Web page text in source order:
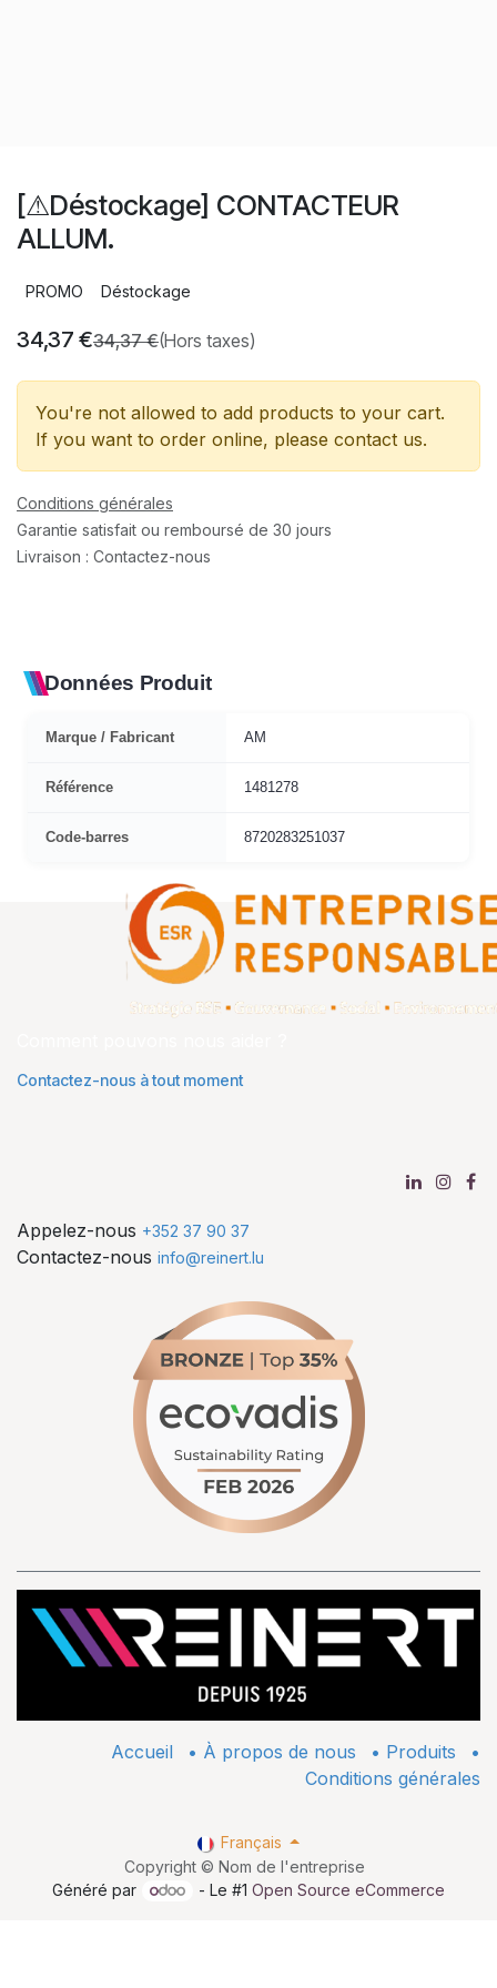
[⚠Déstockage] CONTACTEUR
ALLUM.
PROMO Déstockage
34,37 €34,37€(Hors taxes)
You're not allowed to add products to your cart.
If you want to order online, please contact us.
Conditions générales
Garantie satisfait ou remboursé de 30 jours
Livraison : Contactez-nous
Données Produit
Marque / Fabricant AM
Référence 1481278
Code-barres 8720283251037
Contactez-nous à tout moment
Appelez-nous +352 37 90 37
Contactez-nous info@reinert.lu
Accueil • À propos de nous • ​Produits
•
Conditions générales
Copyright © Nom de l'entreprise
Français
Généré par - Le #1Open Source eCommerce